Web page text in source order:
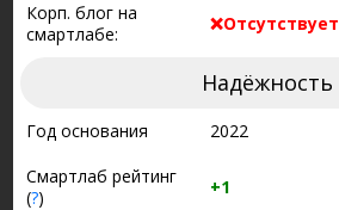
Корп. блог на
смартлабе:
❌Отсутствует
Надёжность
Год основания
2022
Смартлаб рейтинг
(?) +1